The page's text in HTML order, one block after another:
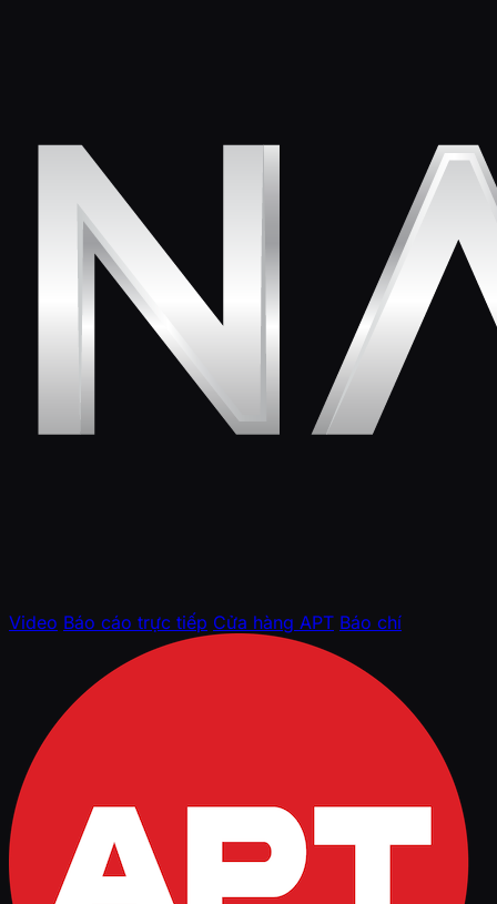
Video Báo cáo trực tiếp Cửa hàng APT Báo chí